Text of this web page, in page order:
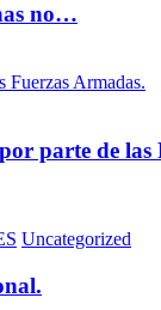
no…
parte de las
Uncategorized